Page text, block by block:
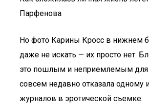
Парфенова
Но фото Карины Кросс в нижнем
даже не искать — их просто нет.
это пошлым и неприемлемым для
совсем недавно отказала одному
журналов в эротической съемке.